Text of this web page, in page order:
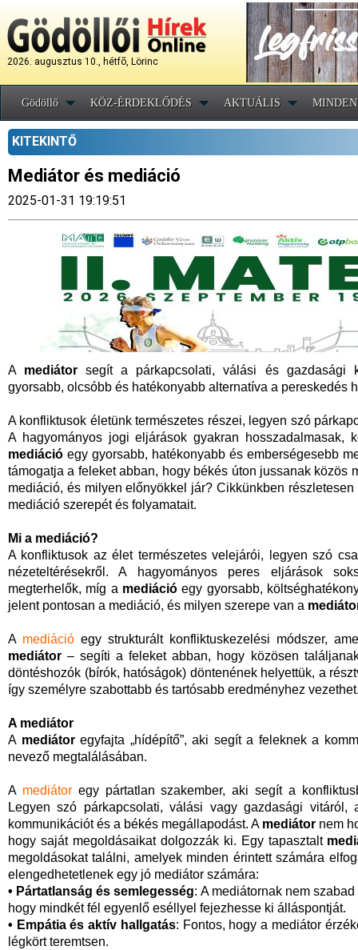
2026. augusztus 10., hétfõ, Lörinc
Gödöllő KÖZ-ÉRDEKLŐDÉS AKTUÁLIS
KITEKINTŐ
Mediátor és mediáció
2025-01-31 19:19:51
A mediátor segít a párkapcsolati, válási és gazdasági
gyorsabb, olcsóbb és hatékonyabb alternatíva a pereskedés
A konfliktusok életünk természetes részei, legyen szó
A hagyományos jogi eljárások gyakran hosszadalmasak,
mediáció egy gyorsabb, hatékonyabb és emberségesebb
támogatja a feleket abban, hogy békés úton jussanak közös
mediáció, és milyen előnyökkel jár? Cikkünkben
mediáció szerepét és folyamatait.
Mi a mediáció?
A konfliktusok az élet természetes velejárói, legyen szó
nézeteltérésekről. A hagyományos peres eljárások
megterhelők, míg a mediáció egy gyorsabb,
jelent pontosan a mediáció, és milyen szerepe van a
A mediáció egy strukturált konfliktuskezelési módszer,
mediátor – segíti a feleket abban, hogy közösen
döntéshozók (bírók, hatóságok) döntenének helyettük, a
így személyre szabottabb és tartósabb eredményhez
A mediátor
A mediátoregyfajta „hídépítő”, aki segít a feleknek a
nevező megtalálásában.
A mediátoregy pártatlan szakember, aki segít a
Legyen szó párkapcsolati, válási vagy gazdasági
kommunikációt és a békés megállapodást. A mediátor nem
hogy saját megoldásaikat dolgozzák ki. Egy tapasztalt
megoldásokat találni, amelyek minden érintett számára
elengedhetetlenek egy jó mediátor számára:
• Pártatlanság és semlegesség: A mediátornak nem
hogy mindkét fél egyenlő eséllyel fejezhesse ki álláspontját.
• Empátia és aktív hallgatás: Fontos, hogy a mediátor
légkört teremtsen.